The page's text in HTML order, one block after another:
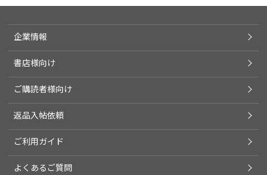
企業情報
書店様向け
ご購読者様向け
返品入帖依頼
ご利用ガイド
よくあるご質問